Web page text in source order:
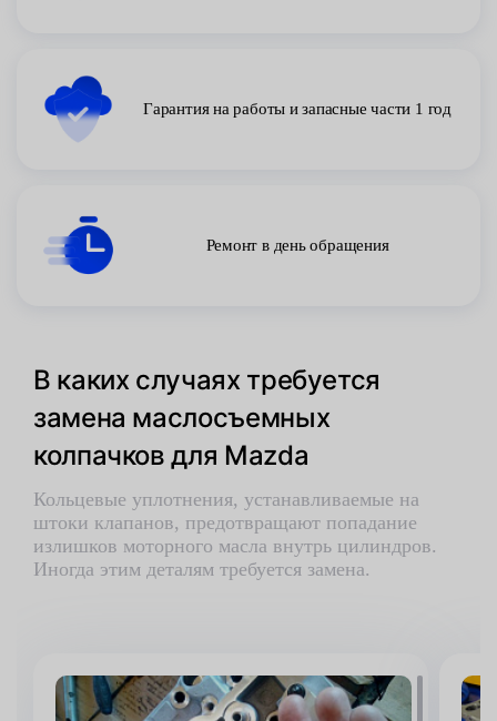
Гарантия на работы и запасные части 1 год
Ремонт в день обращения
В каких случаях требуется
замена маслосъемных
колпачков для Mazda
Кольцевые уплотнения, устанавливаемые на
штоки клапанов, предотвращают попадание
излишков моторного масла внутрь цилиндров.
Иногда этим деталям требуется замена.